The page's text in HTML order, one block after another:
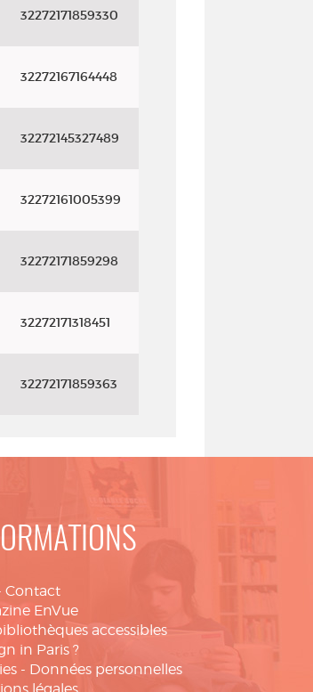
32272171859330
32272167164448
32272145327489
32272161005399
32272171859298
32272171318451
32272171859363
Contact
EnVue
accessibles
in Paris ?
- Données personnelles